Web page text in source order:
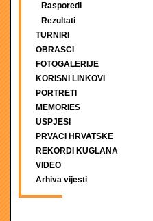
Rasporedi
Rezultati
TURNIRI
OBRASCI
FOTOGALERIJE
KORISNI LINKOVI
PORTRETI
MEMORIES
USPJESI
PRVACI HRVATSKE
REKORDI KUGLANA
VIDEO
Arhiva vijesti